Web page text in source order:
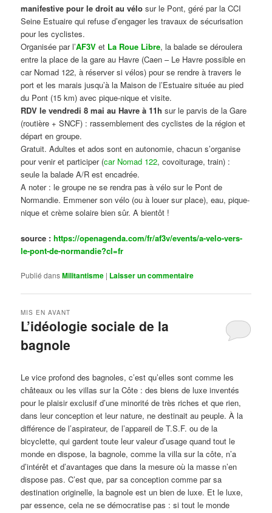
manifestive pour le droit au vélo sur le Pont, géré par la CCI
Seine Estuaire qui refuse d’engager les travaux de sécurisation
pour les cyclistes.
Organisée par l’AF3V et La Roue Libre, la balade se déroulera
entre la place de la gare au Havre (Caen – Le Havre possible en
car Nomad 122, à réserver si vélos) pour se rendre à travers le
port et les marais jusqu’à la Maison de l’Estuaire située au pied
du Pont (15 km) avec pique-nique et visite.
RDV le vendredi 8 mai au Havre à 11h sur le parvis de la Gare
(routière + SNCF) : rassemblement des cyclistes de la région et
départ en groupe.
Gratuit. Adultes et ados sont en autonomie, chacun s’organise
pour venir et participer (car Nomad 122, covoiturage, train) :
seule la balade A/R est encadrée.
A noter : le groupe ne se rendra pas à vélo sur le Pont de
Normandie. Emmener son vélo (ou à louer sur place), eau, pique-
nique et crème solaire bien sûr. A bientôt !
source :https://openagenda.com/fr/af3v/events/a-velo-vers-
le-pont-de-normandie?cl=fr
Publié dansMilitantisme | Laisser un commentaire
L’idéologie sociale de la
bagnole
MIS EN AVANT
Le vice profond des bagnoles, c’est qu’elles sont comme les
châteaux ou les villas sur la Côte : des biens de luxe inventés
pour le plaisir exclusif d’une minorité de très riches et que rien,
dans leur conception et leur nature, ne destinait au peuple. À la
différence de l’aspirateur, de l’appareil de T.S.F. ou de la
bicyclette, qui gardent toute leur valeur d’usage quand tout le
monde en dispose, la bagnole, comme la villa sur la côte, n’a
d’intérêt et d’avantages que dans la mesure où la masse n’en
dispose pas. C’est que, par sa conception comme par sa
destination originelle, la bagnole est un bien de luxe. Et le luxe,
par essence, cela ne se démocratise pas : si tout le monde